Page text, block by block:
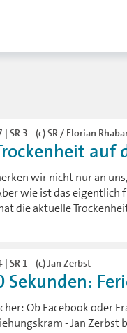
3 - (c) SR / Florian
auf
wir nicht nur an
wie ist das eigentlich
die aktuelle
SR 1 - (c) Jan Zerbst
Sekunden:
Ob Facebook oder
- Jan Zerbst